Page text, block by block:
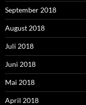
September 2018
August 2018
Juli 2018
Juni 2018
Mai 2018
April 2018